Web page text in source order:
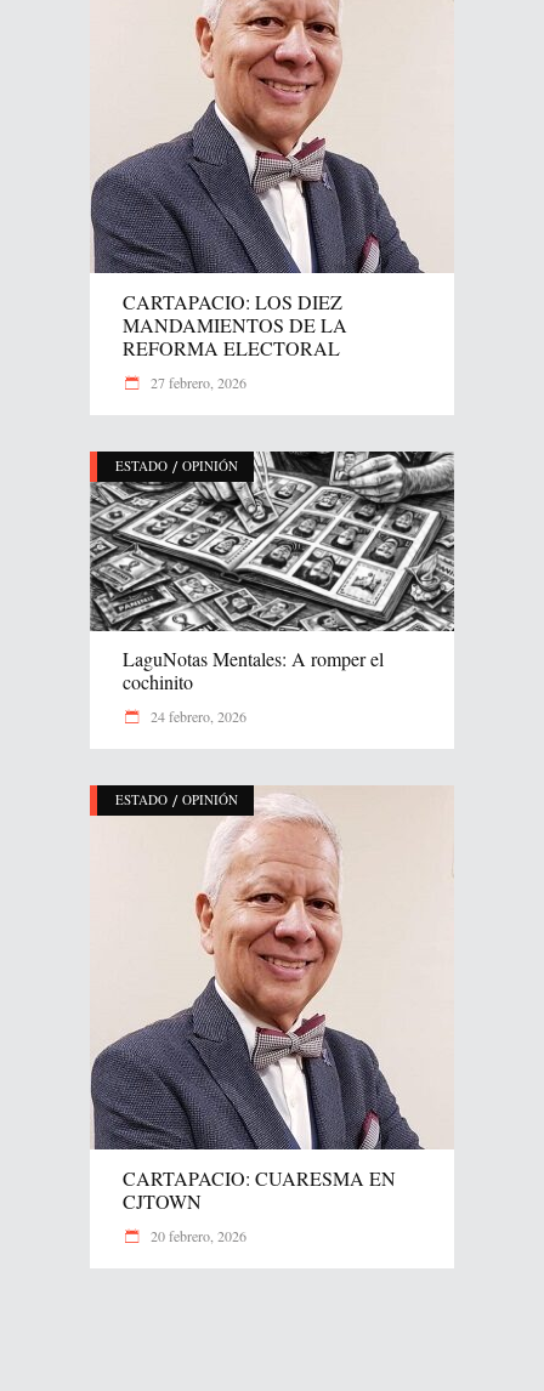
CARTAPACIO: LOS DIEZ
MANDAMIENTOS DE LA
REFORMA ELECTORAL
27 febrero, 2026
ESTADO / OPINIÓN
LaguNotas Mentales: A romper el
cochinito
24 febrero, 2026
ESTADO / OPINIÓN
CARTAPACIO: CUARESMA EN
CJTOWN
20 febrero, 2026